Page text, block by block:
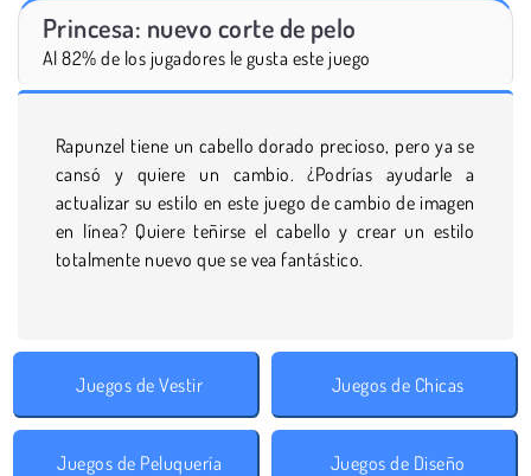
Princesa: nuevo corte de pelo
Al 82% de los jugadores le gusta este juego
Rapunzel tiene un cabello dorado precioso, pero ya se
cansó y quiere un cambio. ¿Podrías ayudarle a
actualizar su estilo en este juego de cambio de imagen
en línea? Quiere teñirse el cabello y crear un estilo
totalmente nuevo que se vea fantástico.
Juegos de Vestir Juegos de Chicas
Juegos de Peluquería Juegos de Diseño